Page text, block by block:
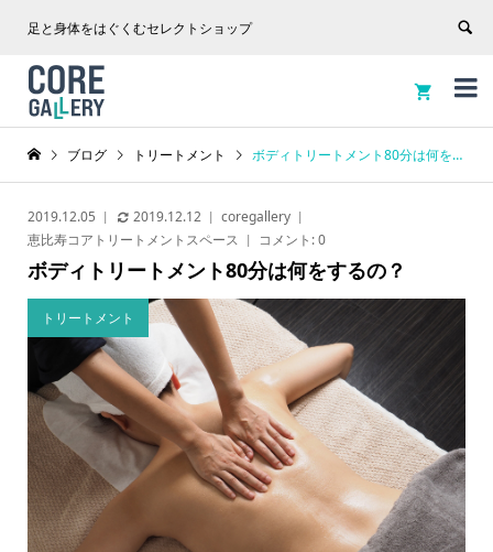
足と身体をはぐくむセレクトショップ


ブログ トリートメント ボディトリートメント80分は何をするの？
2019.12.05 2019.12.12
coregallery
恵比寿コアトリートメントスペース
コメント:0
ボディトリートメント80分は何をするの？
トリートメント